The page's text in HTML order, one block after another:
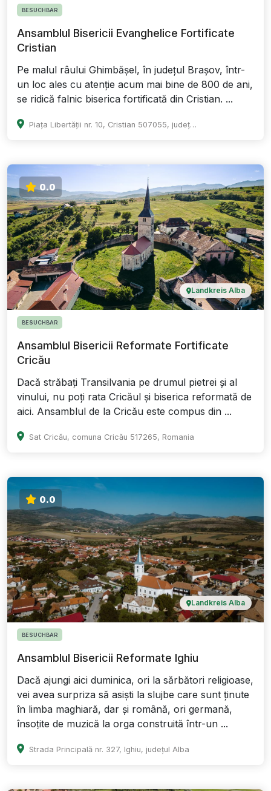
BESUCHBAR
Ansamblul Bisericii Evanghelice Fortificate
Cristian
Pe malul râului Ghimbășel, în județul Brașov, într-
un loc ales cu atenție acum mai bine de 800 de ani,
se ridică falnic biserica fortificată din Cristian. ...
Piața Libertății nr. 10, Cristian 507055, județul Brașov
0.0
Landkreis Alba
BESUCHBAR
Ansamblul Bisericii Reformate Fortificate
Cricău
Dacă străbați Transilvania pe drumul pietrei și al
vinului, nu poți rata Cricăul și biserica reformată de
aici. Ansamblul de la Cricău este compus din ...
Sat Cricău, comuna Cricău 517265, Romania
0.0
Landkreis Alba
BESUCHBAR
Ansamblul Bisericii Reformate Ighiu
Dacă ajungi aici duminica, ori la sărbători religioase,
vei avea surpriza să asiști la slujbe care sunt ținute
în limba maghiară, dar și română, ori germană,
însoțite de muzică la orga construită într-un ...
Strada Principală nr. 327, Ighiu, județul Alba